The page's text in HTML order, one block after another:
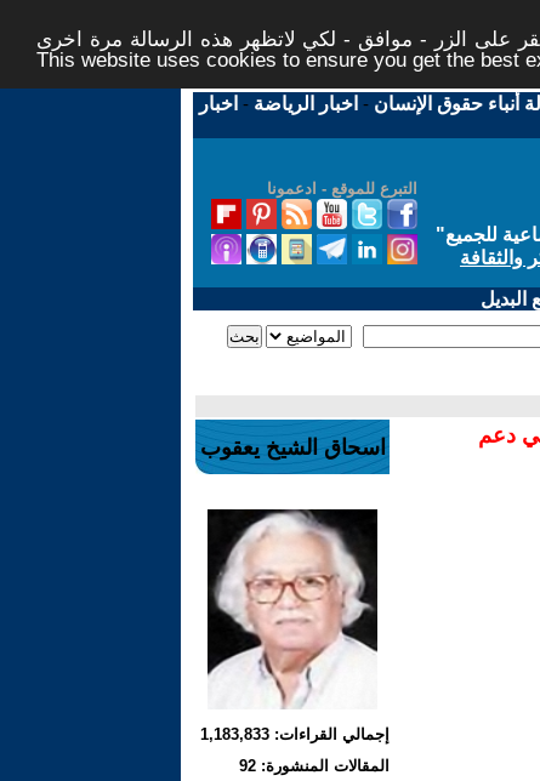
على الزر - موافق - لكي لاتظهر هذه الرسالة مرة اخرى -
This website uses cookies to ensure you get the best
أنباء حقوق الإنسان - اخبار الرياضة - اخبار
التبرع للموقع - ادعمونا
للجميع"
والثقافة
البديل
دعم
اسحاق الشيخ يعقوب
إجمالي القراءات: 1,183,833
المقالات المنشورة: 92